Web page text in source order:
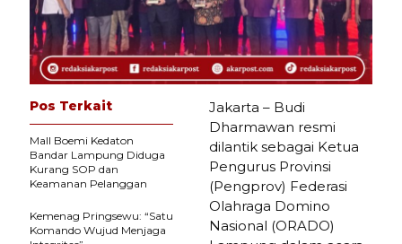
Jakarta – Budi
Dharmawan resmi
dilantik sebagai Ketua
Pengurus Provinsi
(Pengprov) Federasi
Olahraga Domino
Nasional (ORADO)
Pos Terkait
Mall Boemi Kedaton
Bandar Lampung Diduga
Kurang SOP dan
Keamanan Pelanggan
Kemenag Pringsewu: “Satu
Komando Wujud Menjaga